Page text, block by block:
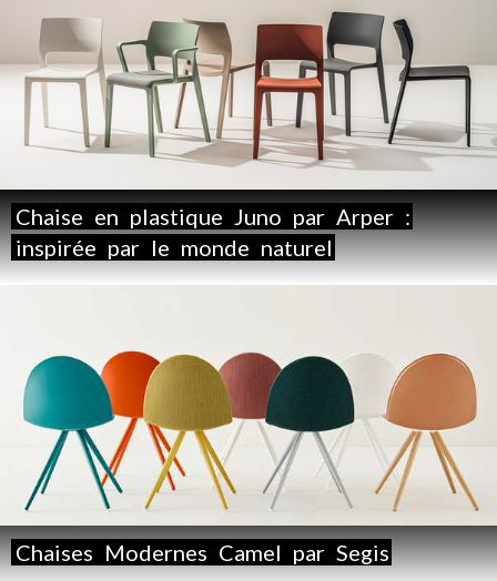
Chaise en plastique Juno par Arper :
inspirée par le monde naturel
Chaises Modernes Camel par Segis